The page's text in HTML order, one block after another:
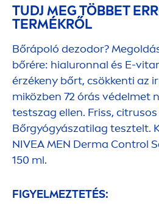
TUDJ MEG TÖBBET
TERMÉKRŐL
Bőrápoló dezodor?
bőrére: hialuronnal és E-
érzékeny bőrt, csökkenti az
miközben 72 órás védelmet
testszag ellen. Friss,
Bőrgyógyászatilag tesztelt.
NIVEAMEN Derma Control
150 ml.
FIGYELMEZTETÉS: